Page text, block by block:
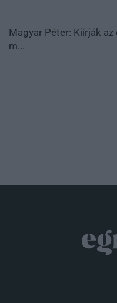
Magyar Péter: Kiírják
m...